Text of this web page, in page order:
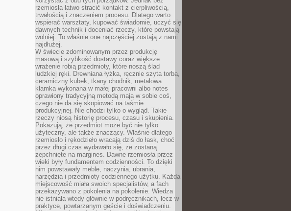
rzemiosła łatwo stracić kontakt z cierpliwością,
trwałością i znaczeniem procesu. Dlatego warto
wspierać warsztaty, kupować świadomie, uczyć się
dawnych technik i doceniać rzeczy, które powstają
wolniej. To właśnie one najczęściej zostają z nami
najdłużej.
W świecie zdominowanym przez produkcję
masową i szybkość dostawy coraz większe
wrażenie robią przedmioty, które noszą ślad
ludzkiej ręki. Drewniana łyżka, ręcznie szyta torba,
ceramiczny kubek, tkany chodnik, metalowa
klamka wykonana w małej pracowni albo notes
oprawiony tradycyjną metodą mają w sobie coś,
czego nie da się skopiować na taśmie
produkcyjnej. Nie chodzi tylko o wygląd. Takie
rzeczy niosą historię procesu, czasu i skupienia.
Pokazują, że przedmiot może być nie tylko
użyteczny, ale także znaczący. Właśnie dlatego
rzemiosło i rękodzieło wracają dziś do łask, choć
przez długi czas wydawało się, że zostaną
zepchnięte na margines. Dawne rzemiosła przez
wieki były fundamentem codzienności. To dzięki
nim powstawały meble, naczynia, ubrania,
narzędzia i przedmioty codziennego użytku. Każda
miejscowość miała swoich specjalistów, a fach
przekazywano z pokolenia na pokolenie. Wiedza
nie istniała wtedy głównie w podręcznikach, lecz w
praktyce, powtarzanym geście i doświadczeniu.